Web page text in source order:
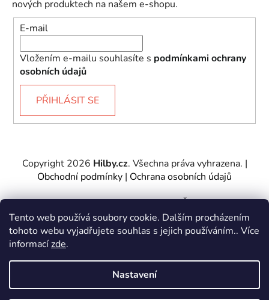
Tento web používá soubory cookie. Dalším procházením
tohoto webu vyjadřujete souhlas s jejich používáním.. Více
informacízde.
Nastavení
nových produktech na našem e-shopu.
E-mail
Vložením e-mailu souhlasíte s podmínkami ochrany
osobních údajů
PŘIHLÁSIT SE
Vytvořil Shoptet&PekneWeby
Copyright 2026 Hilby.cz. Všechna práva vyhrazena. |
Obchodní podmínky | Ochrana osobních údajů
Provozovatel e-shopu: Hilby CZ s.r.o., IČ: 27467317, se
sídlem Soukenická 2082/7,11000 Praha 1 – Nové
Město.
Společnost je zapsána u Městského soudu v Praze -